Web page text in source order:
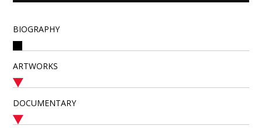
BIOGRAPHY
ARTWORKS
DOCUMENTARY